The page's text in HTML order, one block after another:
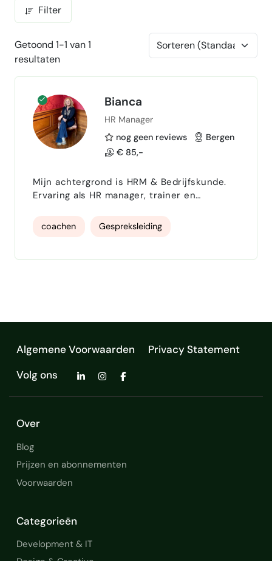
Filter
Getoond 1-1 van 1
resultaten
Bianca
HR Manager
nog geen reviews
Bergen
€ 85,-
Mijn achtergrond is HRM & Bedrijfskunde.
Ervaring als HR manager, trainer en
coachen Gespreksleiding
Algemene Voorwaarden
Privacy Statement
Volg ons
Over
Blog
Prijzen en abonnementen
Voorwaarden
Categorieën
Development & IT